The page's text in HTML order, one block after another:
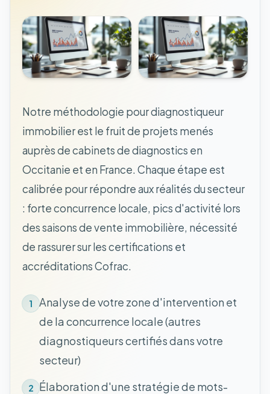
Notre méthodologie pour diagnostiqueur
immobilier est le fruit de projets menés
auprès de cabinets de diagnostics en
Occitanie et en France. Chaque étape est
calibrée pour répondre aux réalités du secteur
: forte concurrence locale, pics d'activité lors
des saisons de vente immobilière, nécessité
de rassurer sur les certifications et
accréditations Cofrac.
1
Analyse de votre zone d'intervention et
de la concurrence locale (autres
diagnostiqueurs certifiés dans votre
secteur)
2 Élaboration d'une stratégie de mots-